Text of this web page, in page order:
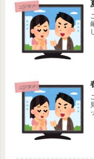
エンタメ
エンタメ